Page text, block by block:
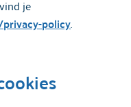
je
policy.